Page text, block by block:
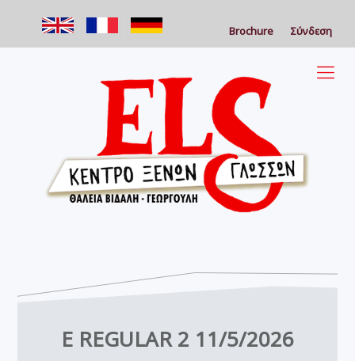
Brochure Σύνδεση
E REGULAR 2 11/5/2026